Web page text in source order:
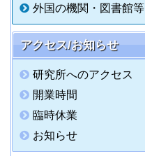
外国の機関・図書館等
アクセス/お知らせ
研究所へのアクセス
開業時間
臨時休業
お知らせ